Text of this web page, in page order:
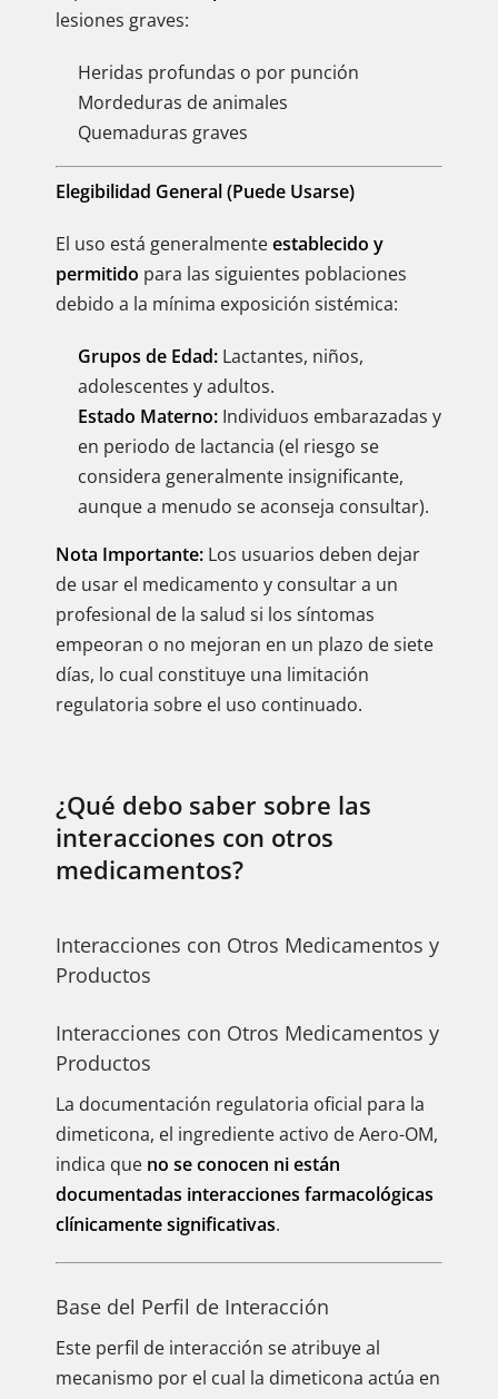
lesiones graves:
Heridas profundas o por punción
Mordeduras de animales
Quemaduras graves
Elegibilidad General (Puede Usarse)
El uso está generalmenteestablecido y
permitido para las siguientes poblaciones
debido a la mínima exposición sistémica:
Grupos de Edad: Lactantes, niños,
adolescentes y adultos.
Estado Materno: Individuos embarazadas y
en periodo de lactancia (el riesgo se
considera generalmente insignificante,
aunque a menudo se aconseja consultar).
Nota Importante: Los usuarios deben dejar
de usar el medicamento y consultar a un
profesional de la salud si los síntomas
empeoran o no mejoran en un plazo de siete
días, lo cual constituye una limitación
regulatoria sobre el uso continuado.
¿Qué debo saber sobre las
interacciones con otros
medicamentos?
Interacciones con Otros Medicamentos y
Productos
Interacciones con Otros Medicamentos y
Productos
La documentación regulatoria oficial para la
dimeticona, el ingrediente activo de Aero-OM,
indica que no se conocen ni están
documentadas interacciones farmacológicas
clínicamente significativas.
Base del Perfil de Interacción
Este perfil de interacción se atribuye al
mecanismo por el cual la dimeticona actúa en